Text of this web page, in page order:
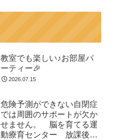
教室でも楽しい♪お部屋パ
ーティー🎉
2026.07.15
危険予測ができない自閉症
では周囲のサポートが欠か
せません。 脳を育てる運
動療育センター 放課後等